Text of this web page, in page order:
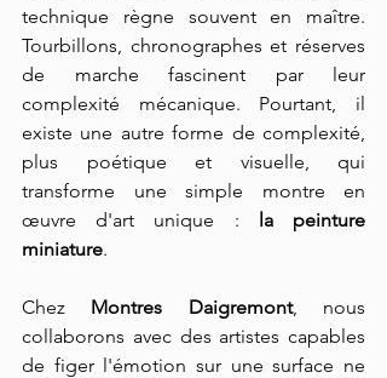
technique règne souvent en maître.
Tourbillons, chronographes et réserves
de marche fascinent par leur
complexité mécanique. Pourtant, il
existe une autre forme de complexité,
plus poétique et visuelle, qui
transforme une simple montre en
œuvre d'art unique : la peinture
miniature.
Chez Montres Daigremont, nous
collaborons avec des artistes capables
de figer l'émotion sur une surface ne